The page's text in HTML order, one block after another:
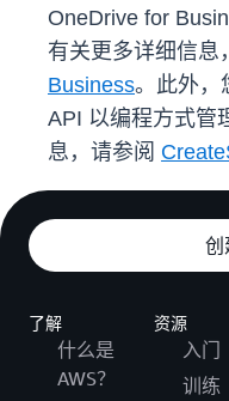
OneDrive for
有关更多详细信息
Business。此外，
API 以编程方式管
息，请参阅
创
了解
什么是
AWS？
资源
入门
训练